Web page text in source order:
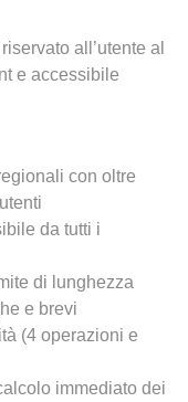
all’utente al
e accessibile
con oltre
da tutti i
di lunghezza
e brevi
(4 operazioni e
immediato dei